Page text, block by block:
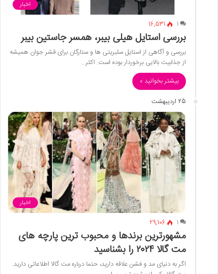
اخبار
1
16,531
بررسی استایل هیلی بیبر، همسر جاستین بیبر
بررسی و آگاهی از استایل سلبریتی ها و ستارگان برای قشر جوان همیشه
از جذابیت بالایی برخوردار بوده است. اکثر…
بیشتر بخوانید »
25 اردیبهشت
اخبار
1
29,106
مشهورترین برندها و محبوب ترین پارچه های
مت گالا ۲۰۲۴ را بشناسید
اگر به دنیای مد و فشن علاقه دارید، حتما درباره مت گالا اطلاعاتی دارید.